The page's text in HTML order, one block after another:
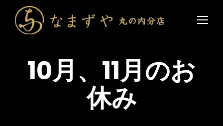
10月、11月のお
休み